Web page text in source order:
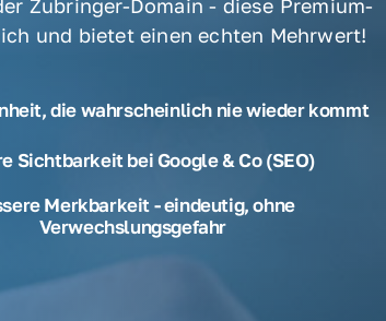
Zubringer-Domain - diese Premium-
und bietet einen echten Mehrwert!
die wahrscheinlich nie wieder kommt
Sichtbarkeit bei Google & Co (SEO)
Merkbarkeit - eindeutig, ohne
Verwechslungsgefahr